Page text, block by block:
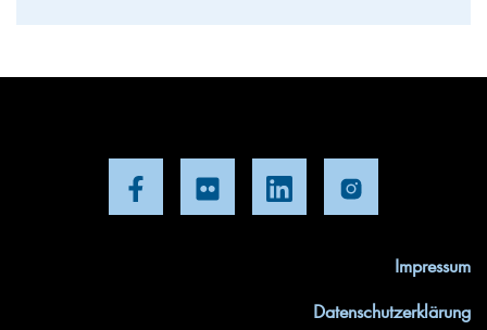
Impressum
Datenschutzerklärung